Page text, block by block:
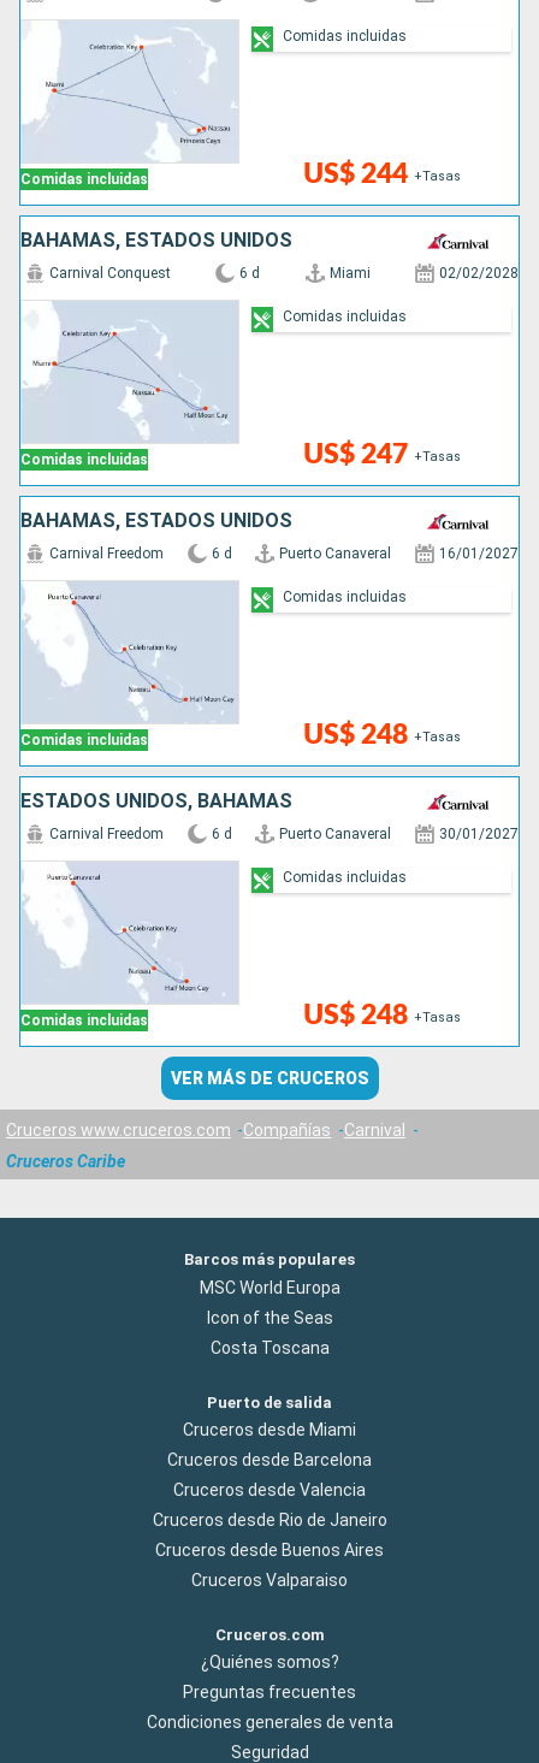
Comidas incluidas US$ 244 +Tasas
Comidas incluidas
BAHAMAS, ESTADOS UNIDOS
Comidas incluidas
Carnival Conquest 6 d Miami 02/02/2028
US$ 247 +Tasas
Comidas incluidas
BAHAMAS, ESTADOS UNIDOS
Comidas incluidas
Carnival Freedom 6 d Puerto Canaveral 16/01/2027
US$ 248 +Tasas
Comidas incluidas
ESTADOS UNIDOS, BAHAMAS
Comidas incluidas
Carnival Freedom 6 d Puerto Canaveral 30/01/2027
US$ 248 +Tasas
Comidas incluidas
VER MÁS DE CRUCEROS
Cruceros www.cruceros.com Compañías
Carnival
Cruceros Caribe
Barcos más populares
MSC World Europa
Icon of the Seas
Costa Toscana
Puerto de salida
Cruceros desde Miami
Cruceros desde Barcelona
Cruceros desde Valencia
Cruceros desde Rio de Janeiro
Cruceros desde Buenos Aires
Cruceros Valparaiso
Cruceros.com
¿Quiénes somos?
Preguntas frecuentes
Condiciones generales de venta
Seguridad